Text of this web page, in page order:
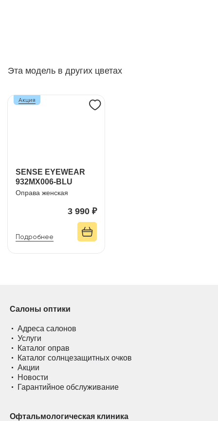
Эта модель в других цветах
SENSE EYEWEAR
932MX006-BLU
Оправа женская
3 990 ₽
Подробнее
Акция
Салоны оптики
Адреса салонов
Услуги
Каталог оправ
Каталог солнцезащитных очков
Акции
Новости
Гарантийное обслуживание
Офтальмологическая клиника